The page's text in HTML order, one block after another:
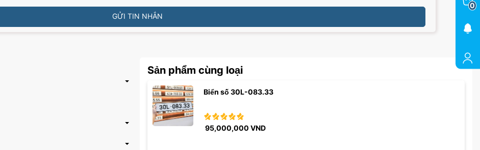
GỬI TIN NHẮN
Sản phẩm cùng loại
Biển số 30L-083.33
95,000,000 VND
0